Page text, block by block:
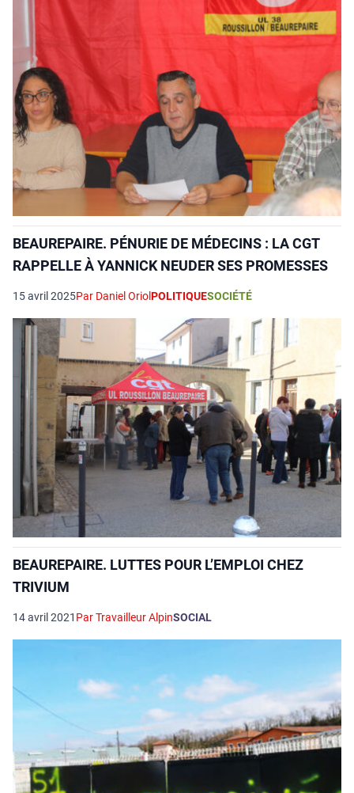
BEAUREPAIRE. PÉNURIE DE MÉDECINS : LA CGT
RAPPELLE À YANNICK NEUDER SES PROMESSES
15 avril 2025Par Daniel OriolPOLITIQUESOCIÉTÉ
BEAUREPAIRE. LUTTES POUR L’EMPLOI CHEZ
TRIVIUM
14 avril 2021 Par Travailleur AlpinSOCIAL